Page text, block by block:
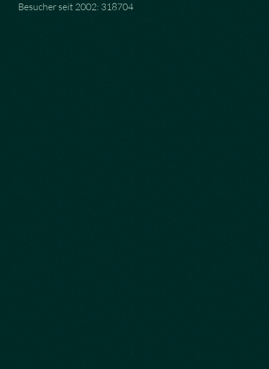
Besucher seit 2002: 318704